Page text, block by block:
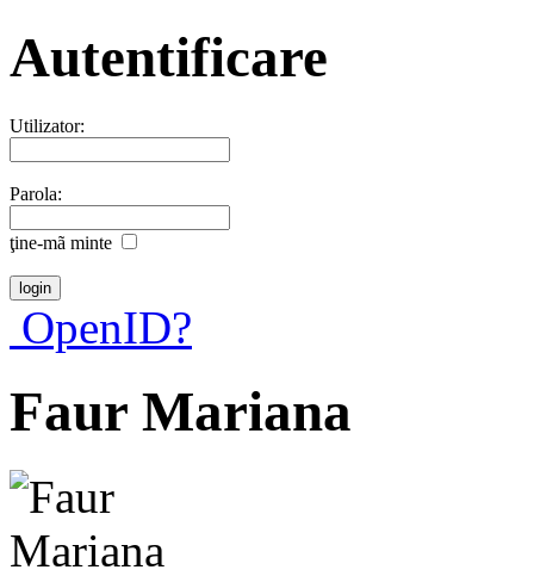
Autentificare
Utilizator:
Parola:
ţine-mã minte
OpenID?
Faur Mariana